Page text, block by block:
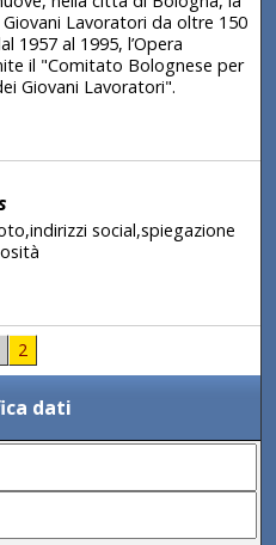
Lavoratori da oltre 150
1957 al 1995, l’Opera
il "Comitato Bolognese per
Giovani Lavoratori".
social,spiegazione
2
dati